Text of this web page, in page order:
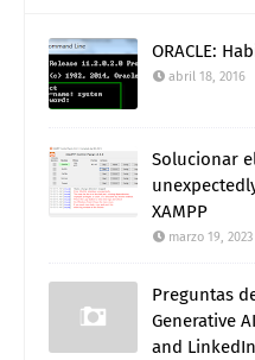
ORACLE:
abril 18, 2016
Solucionar
XAMPP
marzo 19, 2023
Preguntas
Generative
and LinkedIn